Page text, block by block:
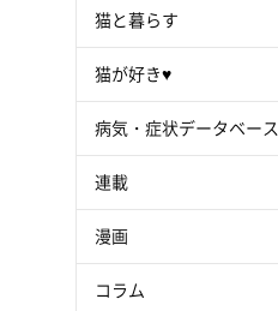
猫と暮らす
猫が好き♥
病気・症状データベース
連載
漫画
コラム